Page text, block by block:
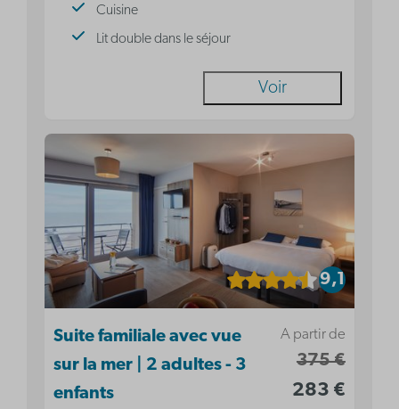
Cuisine
Lit double dans le séjour
Voir
9,1
A partir de
375 €
283 €
Suite familiale avec vue
sur la mer | 2 adultes - 3
enfants